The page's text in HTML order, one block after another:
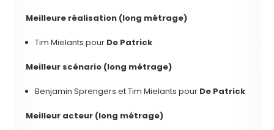
Meilleure réalisation (long métrage)
Tim Mielants pour De Patrick
Meilleur scénario (long métrage)
Benjamin Sprengers et Tim Mielants pour De Patrick
Meilleur acteur (long métrage)